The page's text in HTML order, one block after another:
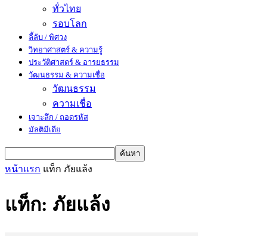
ทั่วไทย
รอบโลก
ลี้ลับ / พิศวง
วิทยาศาสตร์ & ความรู้
ประวัติศาสตร์ & อารยธรรม
วัฒนธรรม & ความเชื่อ
วัฒนธรรม
ความเชื่อ
เจาะลึก / ถอดรหัส
มัลติมีเดีย
หน้าแรก แท็ก ภัยแล้ง
แท็ก: ภัยแล้ง